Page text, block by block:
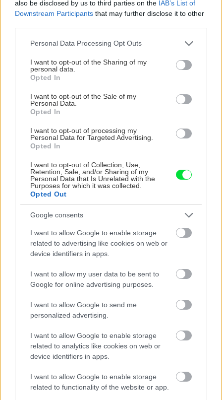
also be disclosed by us to third parties on the IAB’s List of
Downstream Participants that may further disclose it to other
Please note that this website/app uses one or more Google
not limited to your visit or usage behaviour. You may click to
grant or deny consent to Google and its third-party tags to
use your data for below specified purposes in below Google
consent section.
Personal Data Processing Opt Outs
I want to opt-out of the Sharing of my
personal data.
Opted In
I want to opt-out of the Sale of my
Personal Data.
Opted In
I want to opt-out of processing my
Personal Data for Targeted Advertising.
Opted In
I want to opt-out of Collection, Use,
Retention, Sale, and/or Sharing of my
Personal Data that Is Unrelated with the
Purposes for which it was collected.
Opted Out
Google consents
I want to allow Google to enable storage
related to advertising like cookies on web or
device identifiers in apps.
I want to allow my user data to be sent to
Google for online advertising purposes.
I want to allow Google to send me
personalized advertising.
I want to allow Google to enable storage
related to analytics like cookies on web or
device identifiers in apps.
I want to allow Google to enable storage
related to functionality of the website or app.
CHALUPA
Na Morave prerobila
nepoznanie: Keď
vojdete dnu, zabudnete,
že nie ste v Toskánsku
S motorovou pílou sa
Slovák sa nebál a v
Čičmanoch si postavil
montovaný domček v
Temné stránky chalúp:
10 najčastejších
vás môžu nepríjemne
prekvapiť
Žena, búracie kladivo a
1654 sa nevidí každý
deň!
DOM